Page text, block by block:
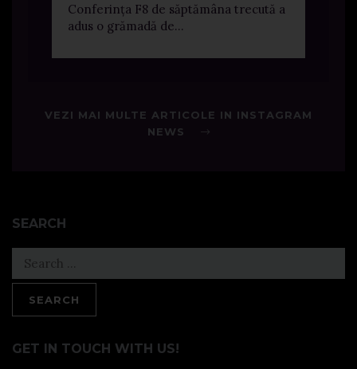
Conferința F8 de săptămâna trecută a
adus o grămadă de...
VEZI MAI MULTE ARTICOLE IN INSTAGRAM
NEWS
SEARCH
for:
GET IN TOUCH WITH US!